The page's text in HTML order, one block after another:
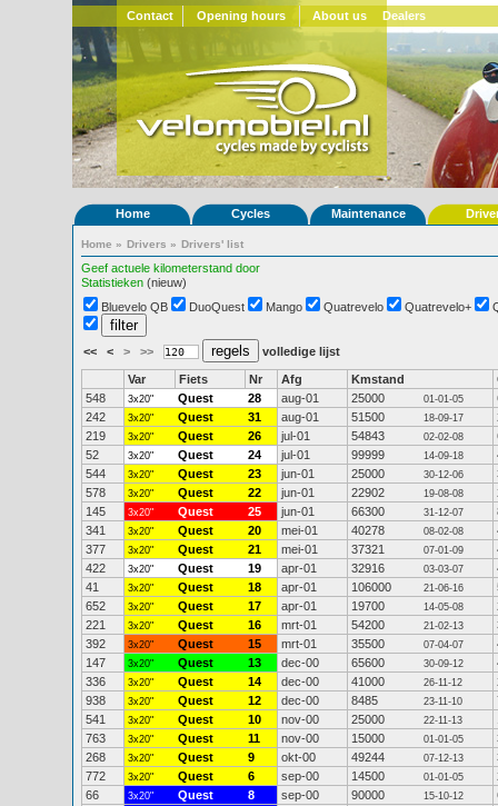
Contact Opening hours About us Dealers
Home Cycles Maintenance
Home » Drivers » Drivers' list
Geef actuele kilometerstand door
Statistieken (nieuw)
Bluevelo QB
DuoQuest Mango Quatrevelo Quatrevelo+
<< < > >> volledige lijst
Var Fiets Nr Afg Kmstand
548
3x20" Quest 28 aug-01 25000 01-01-05
242
3x20" Quest 31 aug-01 51500 18-09-17
219
3x20" Quest 26 jul-01 54843 02-02-08
52
3x20" Quest 24 jul-01 99999 14-09-18
544
3x20" Quest 23 jun-01 25000 30-12-06
578
3x20" Quest 22 jun-01 22902 19-08-08
145
3x20" Quest 25 jun-01 66300 31-12-07
341
3x20" Quest 20 mei-01 40278 08-02-08
377
3x20" Quest 21 mei-01 37321 07-01-09
422
3x20" Quest 19 apr-01 32916 03-03-07
41
3x20" Quest 18 apr-01 106000 21-06-16
652
3x20" Quest 17 apr-01 19700 14-05-08
221
3x20" Quest 16 mrt-01 54200 21-02-13
392
3x20" Quest 15 mrt-01 35500 07-04-07
147
3x20" Quest 13 dec-00 65600 30-09-12
336
3x20" Quest 14 dec-00 41000 26-11-12
938
3x20" Quest 12 dec-00 8485 23-11-10
541
3x20" Quest 10 nov-00 25000 22-11-13
763
3x20" Quest 11 nov-00 15000 01-01-05
268
3x20" Quest 9 okt-00 49244 07-12-13
772
3x20" Quest 6 sep-00 14500 01-01-05
66
3x20" Quest 8 sep-00 90000 15-10-12